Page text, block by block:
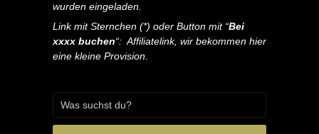
wurden eingeladen.
Link mit Sternchen (*) oder Button mit “Bei
xxxx buchen“: Affiliatelink, wir bekommen hier
eine kleine Provision.